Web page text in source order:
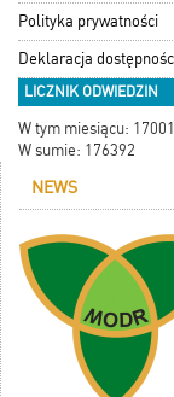
Polityka prywatności
Deklaracja
LICZNIK ODWIEDZIN
W tym miesiącu: 17001
W sumie: 176392
NEWS